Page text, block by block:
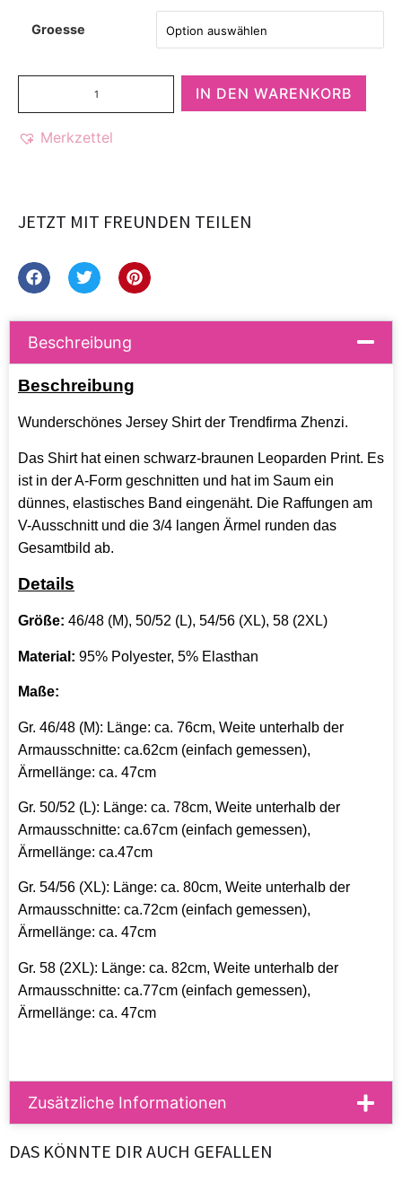
Groesse
IN DEN WARENKORB
Merkzettel
JETZT MIT FREUNDEN TEILEN
Beschreibung
Beschreibung
Wunderschönes Jersey Shirt der Trendfirma Zhenzi.
Das Shirt hat einen schwarz-braunen Leoparden Print. Es
ist in der A-Form geschnitten und hat im Saum ein
dünnes, elastisches Band eingenäht. Die Raffungen am
V-Ausschnitt und die 3/4 langen Ärmel runden das
Gesamtbild ab.
Details
Größe: 46/48 (M), 50/52 (L), 54/56 (XL), 58 (2XL)
Material: 95% Polyester, 5% Elasthan
Maße:
Gr. 46/48 (M): Länge: ca. 76cm, Weite unterhalb der
Armausschnitte: ca.62cm (einfach gemessen),
Ärmellänge: ca. 47cm
Gr. 50/52 (L): Länge: ca. 78cm, Weite unterhalb der
Armausschnitte: ca.67cm (einfach gemessen),
Ärmellänge: ca.47cm
Gr. 54/56 (XL): Länge: ca. 80cm, Weite unterhalb der
Armausschnitte: ca.72cm (einfach gemessen),
Ärmellänge: ca. 47cm
Gr. 58 (2XL): Länge: ca. 82cm, Weite unterhalb der
Armausschnitte: ca.77cm (einfach gemessen),
Ärmellänge: ca. 47cm
Zusätzliche Informationen
DAS KÖNNTE DIR AUCH GEFALLEN